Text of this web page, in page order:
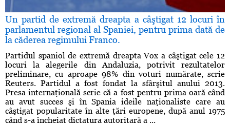
Un partid de extremă dreapta a câştigat 12 locuri în
parlamentul regional al Spaniei, pentru prima dată de
la căderea regimului Franco.
Partidul spaniol de extremă dreapta Vox a câştigat cele 12
locuri la alegerile din Andaluzia, potrivit rezultatelor
preliminare, cu aproape 98% din voturi numărate, scrie
Reuters. Partidul a fost fondat la sfârşitul anului 2013.
Presa internaţională scrie că a fost pentru prima oară când
au avut succes şi în Spania ideile naţionaliste care au
câştigat popularitate în alte ţări europene, după anul 1975
când s-a încheiat dictatura autoritară a ...